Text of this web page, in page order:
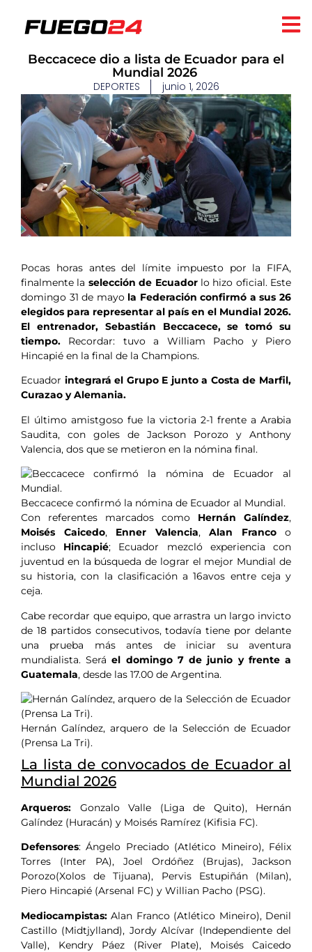
​Beccacece dio a lista de Ecuador para el
Mundial 2026
DEPORTES junio 1, 2026
Pocas horas antes del límite impuesto por la FIFA,
finalmente la selección de Ecuadorlo hizo oficial. Este
domingo 31 de mayo la Federación confirmó a sus 26
elegidos para representar al país en el Mundial 2026.
El entrenador, Sebastián Beccacece, se tomó su
tiempo. Recordar: tuvo a William Pacho y Piero
Hincapié en la final de la Champions.
Ecuador integrará el Grupo E junto a Costa de Marfil,
Curazao y Alemania.
El último amistgoso fue la victoria 2-1 frente a Arabia
Saudita, con goles de Jackson Porozo y Anthony
Valencia, dos que se metieron en la nómina final.
Beccacece confirmó la nómina de Ecuador al Mundial.
Con referentes marcados como Hernán Galíndez,
Moisés Caicedo, Enner Valencia, Alan Francoo
incluso Hincapié; Ecuador mezcló experiencia con
juventud en la búsqueda de lograr el mejor Mundial de
su historia, con la clasificación a 16avos entre ceja y
ceja.
Cabe recordar que equipo, que arrastra un largo invicto
de 18 partidos consecutivos, todavía tiene por delante
una prueba más antes de iniciar su aventura
mundialista. Seráel domingo 7 de junio y frente a
Guatemala, desde las 17.00 de Argentina.
Hernán Galíndez, arquero de la Selección de Ecuador
(Prensa La Tri).
La lista de convocados de Ecuador al
Mundial 2026
Arqueros: Gonzalo Valle (Liga de Quito), Hernán
Galíndez (Huracán) y Moisés Ramírez (Kifisia FC).
Defensores: Ángelo Preciado (Atlético Mineiro), Félix
Torres (Inter PA), Joel Ordóñez (Brujas), Jackson
Porozo(Xolos de Tijuana), Pervis Estupiñán (Milan),
Piero Hincapié (Arsenal FC) y Willian Pacho (PSG).
Mediocampistas: Alan Franco (Atlético Mineiro), Denil
Castillo (Midtjylland), Jordy Alcívar (Independiente del
Valle), Kendry Páez (River Plate), Moisés Caicedo